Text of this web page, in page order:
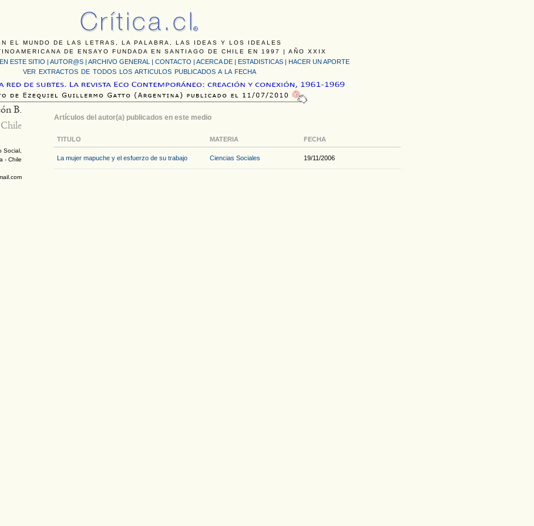
EL MUNDO DE LAS LETRAS, LA PALABRA, LAS IDEAS Y LOS IDEALES
DE ENSAYO FUNDADA EN SANTIAGO DE CHILE EN 1997 | AÑO XXIX
ESTE SITIO | AUTOR@S | ARCHIVO GENERAL | CONTACTO | ACERCA DE | ESTADISTICAS | HACER UN APORTE
VER EXTRACTOS DE TODOS LOS ARTICULOS PUBLICADOS A LA FECHA
B.
Chile
Social,
- Chile
Artículos del autor(a) publicados en este medio
TITULO MATERIA FECHA
La mujer mapuche y el esfuerzo de su trabajo Ciencias Sociales 19/11/2006